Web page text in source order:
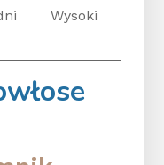
Wysoki